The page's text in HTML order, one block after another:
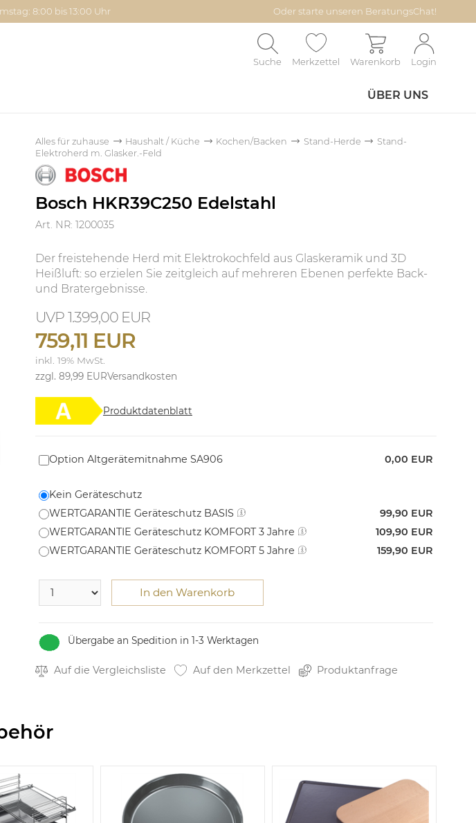
8:00 bis 13:00 Uhr Oder starte unseren BeratungsChat!
Suche Merkzettel Warenkorb Login
ÜBER UNS
Alles für zuhause Haushalt / Küche Kochen/Backen Stand-Herde
Stand-
Elektroherd m. Glasker.-Feld
Bosch HKR39C250 Edelstahl
Art. NR: 1200035
Der freistehende Herd mit Elektrokochfeld aus Glaskeramik und 3D
Heißluft: so erzielen Sie zeitgleich auf mehreren Ebenen perfekte Back-
und Bratergebnisse.
1.399,00 EUR
759,11 EUR
inkl. 19% MwSt.
zzgl. 89,99 EURVersandkosten
Produktdatenblatt
Übergabe an Spedition in 1-3 Werktagen
Option Altgerätemitnahme SA906 0,00 EUR
Kein Geräteschutz
WERTGARANTIE Geräteschutz BASIS
99,90 EUR
WERTGARANTIE Geräteschutz KOMFORT 3 Jahre
109,90 EUR
WERTGARANTIE Geräteschutz KOMFORT 5 Jahre
159,90 EUR
In den Warenkorb
Auf die Vergleichsliste Auf den Merkzettel Produktanfrage